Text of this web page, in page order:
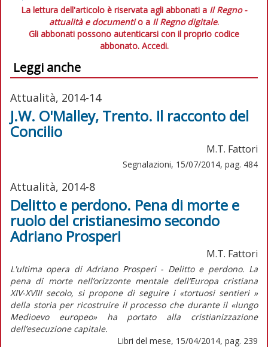
La lettura dell'articolo è riservata agli abbonati a Il Regno -
attualità e documentio a Il Regno digitale.
Gli abbonati possono autenticarsi con il proprio codice
abbonato. Accedi.
Leggi anche
Attualità, 2014-14
J.W. O'Malley, Trento. Il racconto del
Concilio
M.T. Fattori
Segnalazioni, 15/07/2014, pag. 484
Attualità, 2014-8
Delitto e perdono. Pena di morte e
ruolo del cristianesimo secondo
Adriano Prosperi
M.T. Fattori
L'ultima opera di Adriano Prosperi - Delitto e perdono. La
pena di morte nell’orizzonte mentale dell’Europa cristiana
XIV-XVIII secolo, si propone di seguire i «tortuosi sentieri »
della storia per ricostruire il processo che durante il «lungo
Medioevo europeo» ha portato alla cristianizzazione
dell’esecuzione capitale.
Libri del mese, 15/04/2014, pag. 239